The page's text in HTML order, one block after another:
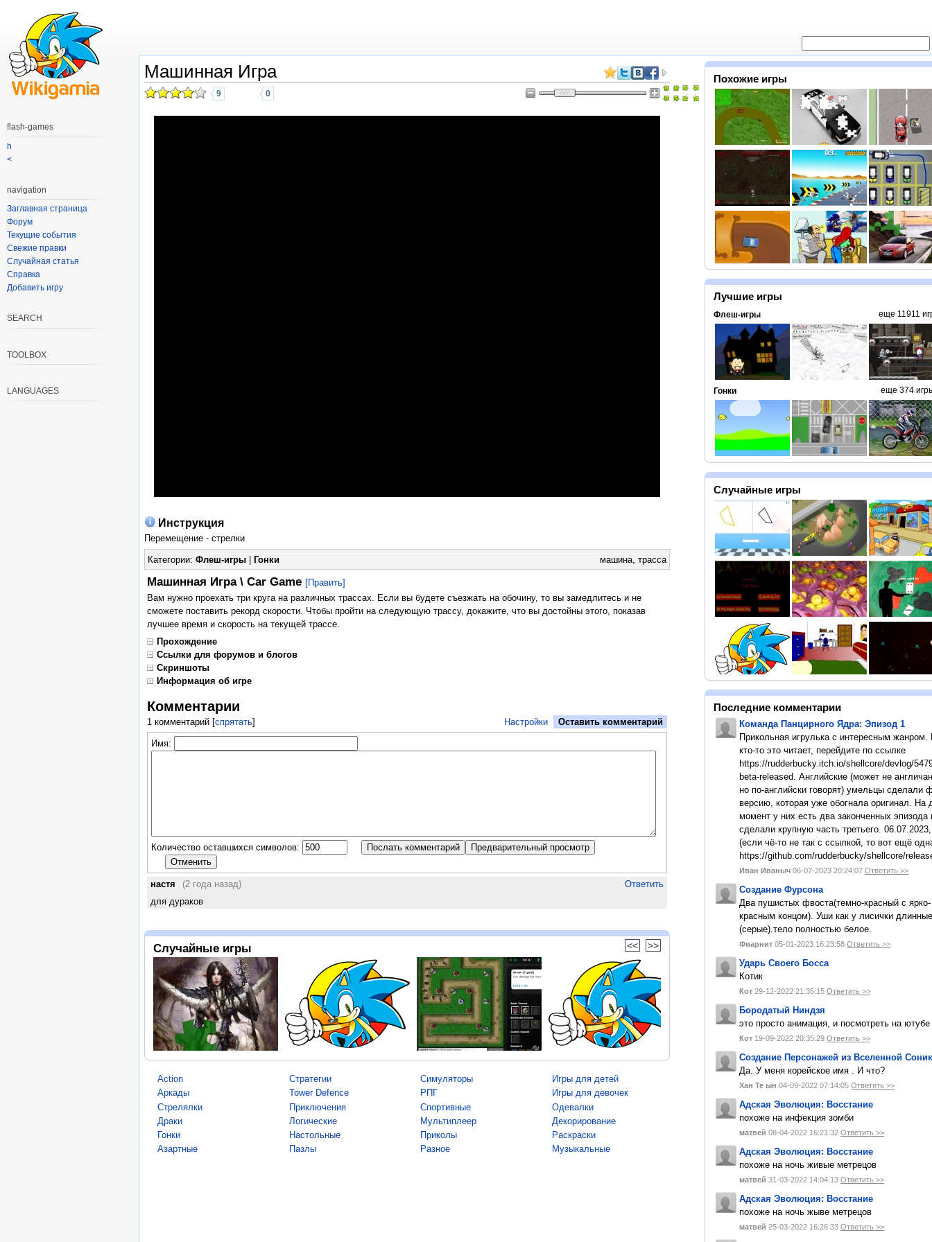
Машинная Игра
9 0
Инструкция
Перемещение - стрелки
Категории: Флеш-игры| Гонки машина,трасса
Машинная Игра \ Car Game [Править]
Вам нужно проехать три круга на различных трассах. Если вы будете съезжать на обочину, то вы замедлитесь и не
сможете поставить рекорд скорости. Чтобы пройти на следующую трассу, докажите, что вы достойны этого, показав
лучшее время и скорость на текущей трассе.
Прохождение
Ссылки для форумов и блогов
Скриншоты
Информация об игре
Комментарии
1 комментарий[спрятать] Оставить комментарий
Настройки
Имя:
Количество оставшихся символов:
настя (2 года назад)
Ответить
для дураков
Случайные игры << >>
Action
Аркады
Стрелялки
Драки
Гонки
Азартные
Стратегии
Tower Defence
Приключения
Логические
Настольные
Пазлы
Симуляторы
РПГ
Спортивные
Мультиплеер
Приколы
Разное
Игры для детей
Игры для девочек
Одевалки
Декорирование
Раскраски
Музыкальные
Похожие игры
Лучшие игры
Флеш-игры еще 11911
Гонки еще 374
Случайные игры
Последние комментарии
Команда Панцирного Ядра: Эпизод 1
Прикольная игрулька с интересным жанром.
кто-то это читает, перейдите по ссылке
https://rudderbucky.itch.io/shellcore/devlog/
beta-released. Английские (может не
но по-английски говорят) умельцы сделали
версию, которая уже обогнала оригинал. На
момент у них есть два законченных эпизода
сделали крупную часть третьего.
(если чё-то не так с ссылкой, то вот ещё
https://github.com/rudderbucky/shellcore/
Иван Иваныч 06-07-2023 20:24:07 Ответить >>
Создание Фурсона
Два пушистых фвоста(темно-красный с ярко-
красным концом). Уши как у лисички длинные
(серые).тело полностью белое.
Фиарнит 05-01-2023 16:23:58 Ответить >>
Ударь Своего Босса
Котик
Кот 29-12-2022 21:35:15 Ответить >>
Бородатый Ниндзя
это просто анимация, и посмотреть на
Кот 19-09-2022 20:35:29 Ответить >>
Создание Персонажей из Вселенной
Да. У меня корейское имя . И что?
Хан Те ын 04-09-2022 07:14:05 Ответить >>
Адская Эволюция: Восстание
похоже на инфекция зомби
матвей 08-04-2022 16:21:32 Ответить >>
Адская Эволюция: Восстание
похоже на ночь живые метрецов
матвей 31-03-2022 14:04:13 Ответить >>
Адская Эволюция: Восстание
похоже на ночь жыве метрецов
матвей 25-03-2022 16:26:33 Ответить >>
flash-games
h
<
navigation
Заглавная страница
Форум
Текущие события
Свежие правки
Случайная статья
Справка
Добавить игру
SEARCH
TOOLBOX
LANGUAGES